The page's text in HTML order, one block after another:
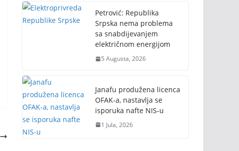
Petrović: Republika
Srpska nema problema
sa snabdijevanjem
električnom energijom
5 Augusta, 2026
Janafu produžena licenca
OFAK-a, nastavlja se
isporuka nafte NIS-u
1 Jula, 2026